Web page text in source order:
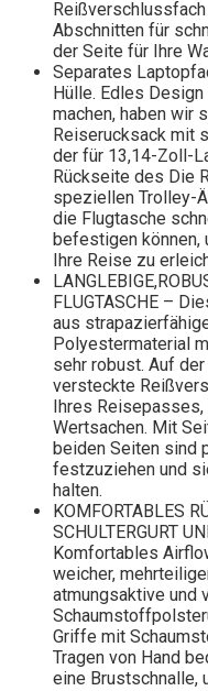
Abschnitten für
der Seite für Ihre
Separates
Hülle. Edles
machen, haben wir
Reiserucksack mit
der für 13,14-Zoll-
Rückseite des Die
speziellen Trolley-
die Flugtasche
befestigen können,
Ihre Reise zu
FLUGTASCHE –
aus
Polyestermaterial
sehr robust. Auf
versteckte
Ihres
Wertsachen. Mit
beiden Seiten sind
festzuziehen und
halten.
KOMFORTABLES
SCHULTERGURT
Komfortables
weicher,
atmungsaktive und
Griffe mit
Tragen von Hand
eine Brustschnalle,